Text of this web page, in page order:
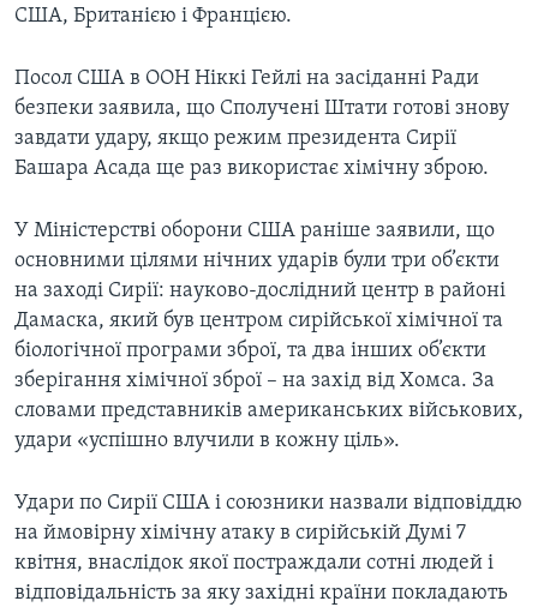
США, Британією і Францією.
Посол США в ООН Ніккі Гейлі на засіданні Ради
безпеки заявила, що Сполучені Штати готові знову
завдати удару, якщо режим президента Сирії
Башара Асада ще раз використає хімічну зброю.
У Міністерстві оборони США раніше заявили, що
основними цілями нічних ударів були три об’єкти
на заході Сирії: науково-дослідний центр в районі
Дамаска, який був центром сирійської хімічної та
біологічної програми зброї, та два інших об’єкти
зберігання хімічної зброї – на захід від Хомса. За
словами представників американських військових,
удари «успішно влучили в кожну ціль».
Удари по Сирії США і союзники назвали відповіддю
на ймовірну хімічну атаку в сирійській Думі 7
квітня, внаслідок якої постраждали сотні людей і
відповідальність за яку західні країни покладають